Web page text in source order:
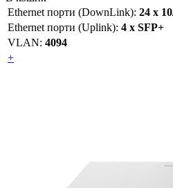
Ethernet порти (DownLink): 24 х
Ethernet порти (Uplink): 4 х SFP+
VLAN: 4094
+